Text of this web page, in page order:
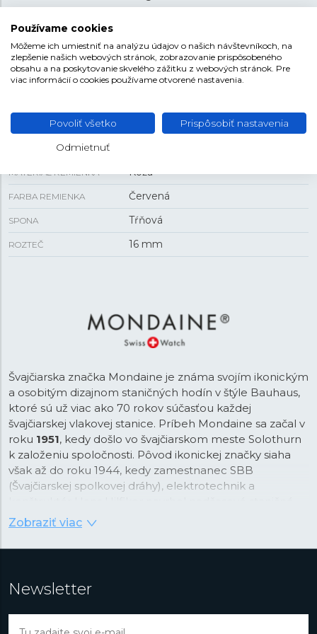
VEĽKOSŤ
HRÚBKA 9 mm
REMIENOK
MATERIÁL REMIENKA Koža
FARBA REMIENKA Červená
SPONA Tŕňová
ROZTEČ 16 mm
Švajčiarska značka Mondaine je známa svojím ikonickým
a osobitým dizajnom staničných hodín v štýle Bauhaus,
ktoré sú už viac ako 70 rokov súčasťou každej
švajčiarskej vlakovej stanice. Príbeh Mondaine sa začal v
roku 1951, kedy došlo vo švajčiarskom meste Solothurn
k založeniu spoločnosti. Pôvod ikonickej značky siaha
však až do roku 1944, kedy zamestnanec SBB
(Švajčiarskej spolkovej dráhy), elektrotechnik a
hodiny sčervenou sekundovou ručičkou
inšpirovaná výpravkou slúžiacou k odbavovaniu vlakov.
Tento ikonický dizajn sa dostal v roku 1986 aj na
Zobraziť viac
Newsletter
Používame cookies
Môžeme ich umiestniť na analýzu údajov o našich návštevníkoch, na
zlepšenie našich webových stránok, zobrazovanie prispôsobeného
obsahu a na poskytovanie skvelého zážitku z webových stránok. Pre
viac informácií o cookies používame otvorené nastavenia.
Povoliť všetko Prispôsobiť nastavenia
Odmietnuť